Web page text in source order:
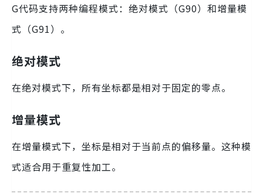
G代码支持两种编程模式：绝对模式（G90）和增量模
式（G91）。
绝对模式
在绝对模式下，所有坐标都是相对于固定的零点。
增量模式
在增量模式下，坐标是相对于当前点的偏移量。这种模
式适合用于重复性加工。